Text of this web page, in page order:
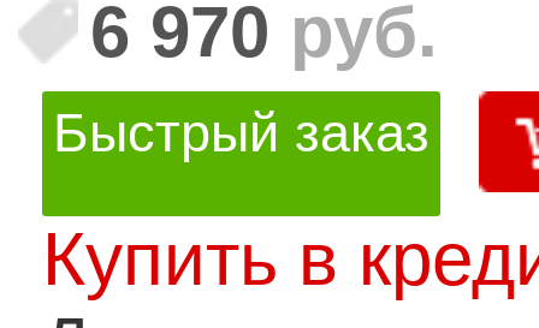
6 970 руб.
Быстрый заказ
Купить в